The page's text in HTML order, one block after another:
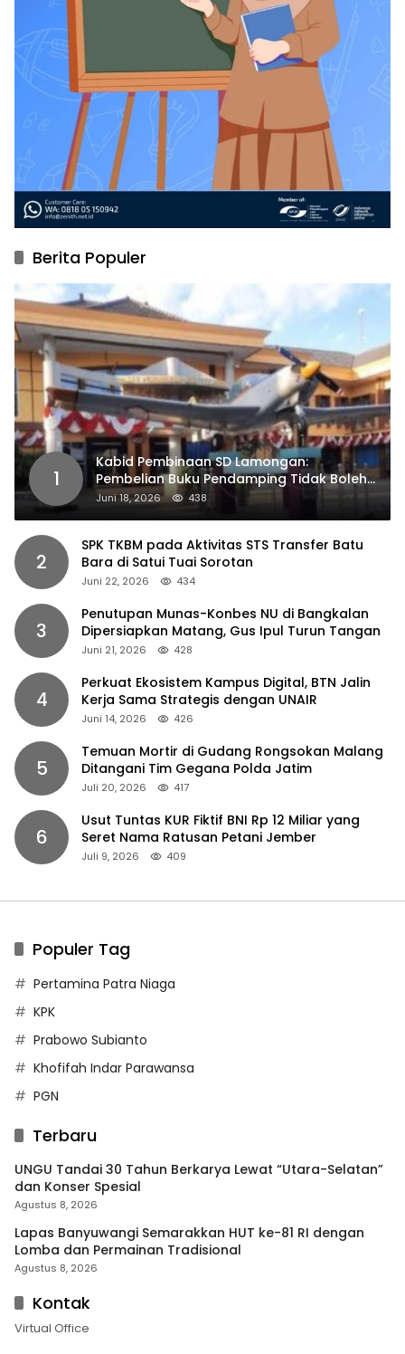
Berita Populer
1
Kabid Pembinaan SD Lamongan:
Pembelian Buku Pendamping Tidak Boleh
Dipaksakan
Juni 18, 2026 438
2
SPK TKBM pada Aktivitas STS Transfer Batu
Bara di Satui Tuai Sorotan
Juni 22, 2026 434
3
Penutupan Munas-Konbes NU di Bangkalan
Dipersiapkan Matang, Gus Ipul Turun Tangan
Juni 21, 2026 428
4
Perkuat Ekosistem Kampus Digital, BTN Jalin
Kerja Sama Strategis dengan UNAIR
Juni 14, 2026 426
5
Temuan Mortir di Gudang Rongsokan Malang
Ditangani Tim Gegana Polda Jatim
Juli 20, 2026 417
6
Usut Tuntas KUR Fiktif BNI Rp 12 Miliar yang
Seret Nama Ratusan Petani Jember
Juli 9, 2026 409
Populer Tag
Pertamina Patra Niaga
KPK
Prabowo Subianto
Khofifah Indar Parawansa
PGN
Terbaru
UNGU Tandai 30 Tahun Berkarya Lewat “Utara-Selatan”
dan Konser Spesial
Agustus 8, 2026
Lapas Banyuwangi Semarakkan HUT ke-81 RI dengan
Lomba dan Permainan Tradisional
Agustus 8, 2026
Kontak
Virtual Office